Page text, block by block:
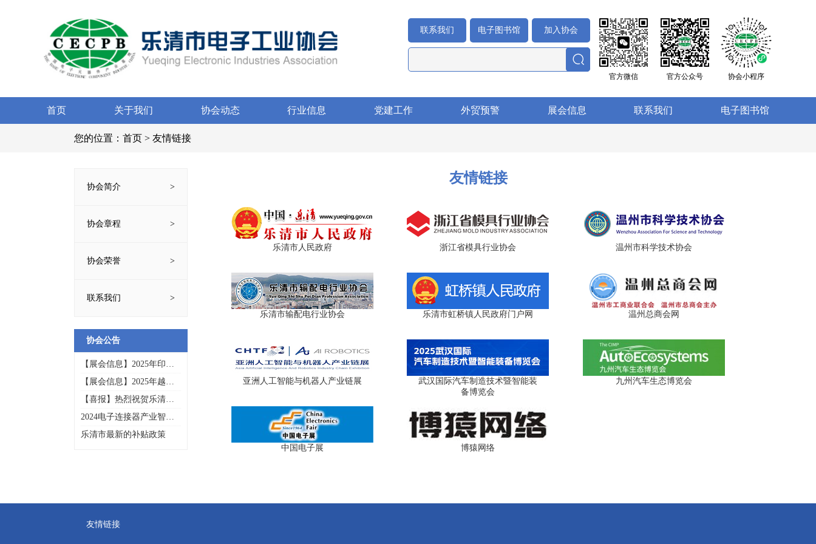
联系我们 电子图书馆 加入协会
官方微信 官方公众号 协会小程序
首页 关于我们 协会动态 行业信息 党建工作 外贸预警 展会信息 联系我们 电子图书馆
您的位置： 首页 > 友情链接
协会简介
协会章程
协会荣誉
联系我们
协会公告
【展会信息】2025年印尼
通讯技术与高新科技展览
会INTI
【展会信息】2025年越南
国际电子展
【喜报】热烈祝贺乐清市
电子工业协会多家会员企
业入选2025年浙江省先进
级智能工厂（第一批）名
2024电子连接器产业智造
创新峰会暨乐清市电子工
业协会20周年年会庆典
乐清市最新的补贴政策
友情链接
乐清市人民政府 浙江省模具行业协会 温州市科学技术协会
乐清市输配电行业协会 乐清市虹桥镇人民政府门户网 温州总商会网
亚洲人工智能与机器人产业链展
武汉国际汽车制造技术暨智能装
备博览会
九州汽车生态博览会
中国电子展 博猿网络
友情链接